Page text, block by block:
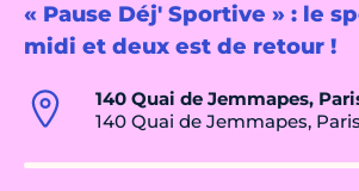
« Pause Déj' Sportive » : le
midi et deux est de retour !
140 Quai de Jemmapes,
140 Quai de Jemmapes,